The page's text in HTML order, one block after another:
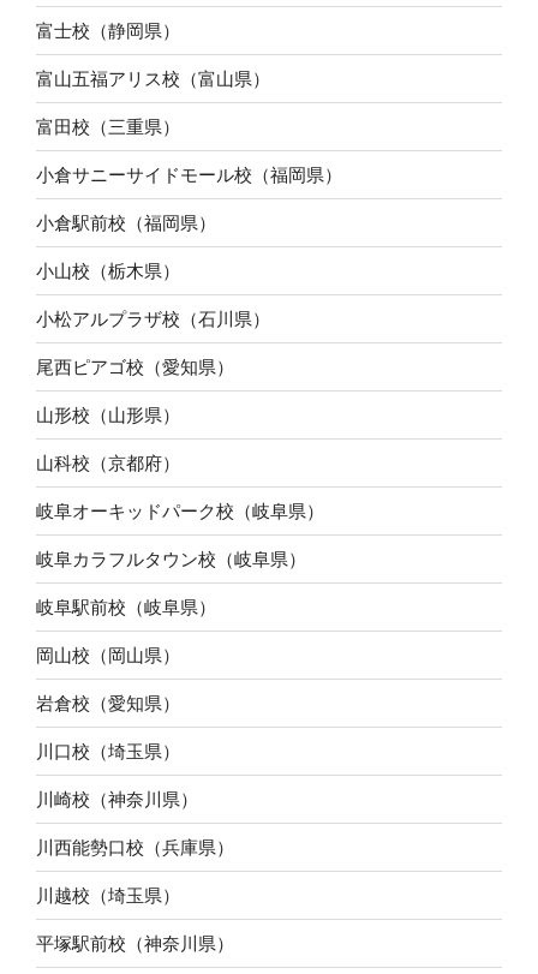
富士校（静岡県）
富山五福アリス校（富山県）
富田校（三重県）
小倉サニーサイドモール校（福岡県）
小倉駅前校（福岡県）
小山校（栃木県）
小松アルプラザ校（石川県）
尾西ピアゴ校（愛知県）
山形校（山形県）
山科校（京都府）
岐阜オーキッドパーク校（岐阜県）
岐阜カラフルタウン校（岐阜県）
岐阜駅前校（岐阜県）
岡山校（岡山県）
岩倉校（愛知県）
川口校（埼玉県）
川崎校（神奈川県）
川西能勢口校（兵庫県）
川越校（埼玉県）
平塚駅前校（神奈川県）